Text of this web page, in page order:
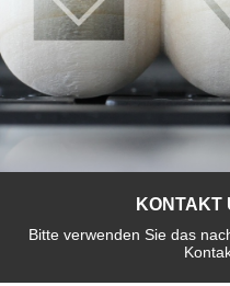
KONTAKT
Bitte verwenden Sie das